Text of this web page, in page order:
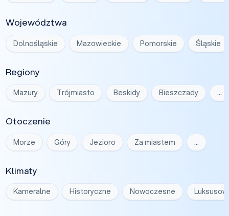
Województwa
Dolnośląskie Mazowieckie Pomorskie Śląskie
Regiony
Mazury Trójmiasto Beskidy Bieszczady …
Otoczenie
Morze Góry Jezioro Za miastem …
Klimaty
Kameralne Historyczne Nowoczesne